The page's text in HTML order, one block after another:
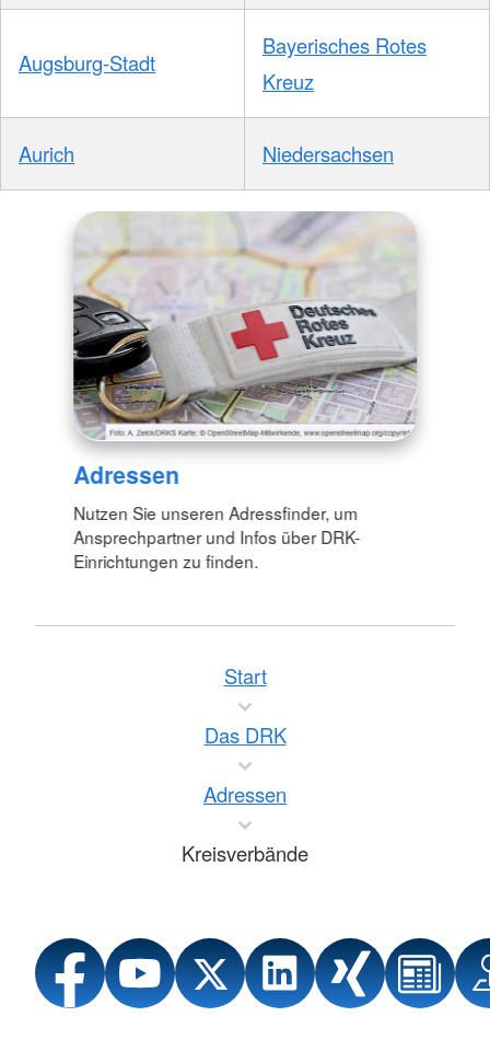
Augsburg-Stadt
Bayerisches Rotes
Kreuz
Aurich Niedersachsen
Adressen
Nutzen Sie unseren Adressfinder, um
Ansprechpartner und Infos über DRK-
Einrichtungen zu finden.
Start
Das DRK
Adressen
Kreisverbände